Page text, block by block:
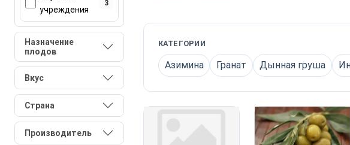
учреждения
3
Назначение
плодов
Вкус
Страна
Производитель
КАТЕГОРИИ
Азимина Гранат Дынная груша